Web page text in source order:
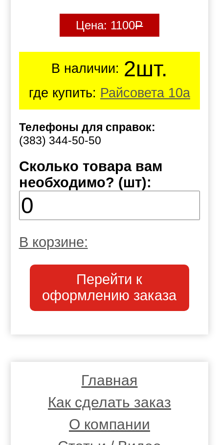
Цена: 1100Р
В наличии: 2шт.
где купить: Райсовета 10а
Телефоны для справок:
(383) 344-50-50
Сколько товара вам
необходимо? (шт):
В корзине:
Перейти к
оформлению заказа
Главная
Как сделать заказ
О компании